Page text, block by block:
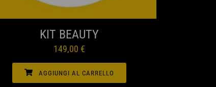
KIT BEAUTY
149,00 €
AGGIUNGI AL CARRELLO